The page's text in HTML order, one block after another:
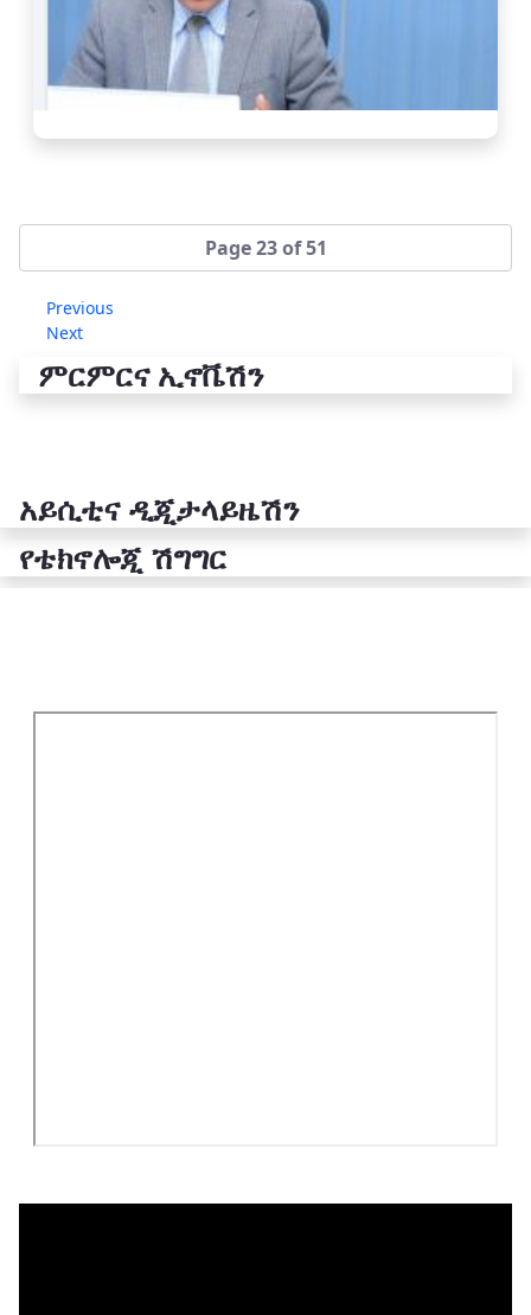
Page 23 of 51
Previous
Next
ምርምርና ኢኖቬሽን
አይሲቲና ዲጂታላይዜሽን
የቴክኖሎጂ ሽግግር